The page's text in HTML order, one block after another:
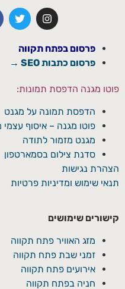
פרסום בפתח תקווה
פרסום כתבות SEO →
פוטו מגנה הדפסת תמונות:
הדפסת תמונה על מגנט
פוטו מגנה – איסוף
מגנט מזמור לתודה
סדנת צילום בסמארטפון
הצהרת נגישות
תנאי שימוש ומדיניות פרטיות
קישורים שימושים
מזג האוויר פתח תקווה
זמני שבת פתח תקווה
אירועים פתח תקווה
חניה בפתח תקווה